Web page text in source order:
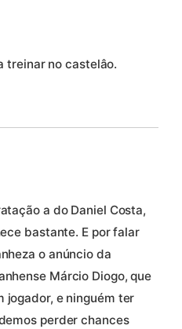
treinar no castelâo.
a do Daniel Costa,
bastante. E por falar
o anúncio da
Márcio Diogo, que
jogador, e ninguém ter
perder chances